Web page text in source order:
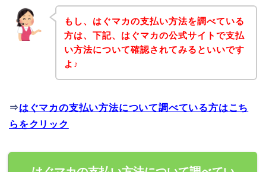
もし、はぐマカの支払い方法を調べている
方は、下記、はぐマカの公式サイトで支払
い方法について確認されてみるといいです
よ♪
⇒はぐマカの支払い方法について調べている方はこち
らをクリック